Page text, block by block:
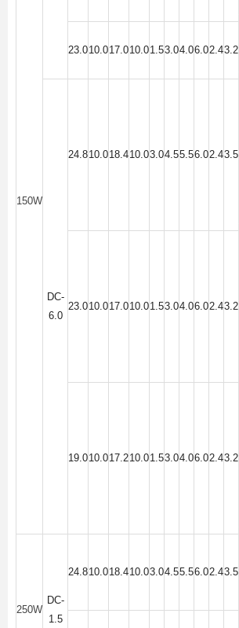
150W
23.010.017.010.01.53.04.06.02.43.2
DC-
6.0
24.810.018.410.03.04.55.56.02.43.5
23.010.017.010.01.53.04.06.02.43.2
19.010.017.210.01.53.04.06.02.43.2
250W
DC-
1.5
24.810.018.410.03.04.55.56.02.43.5